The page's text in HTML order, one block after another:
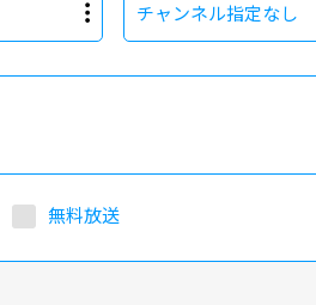
チャンネル指定なし
無料放送